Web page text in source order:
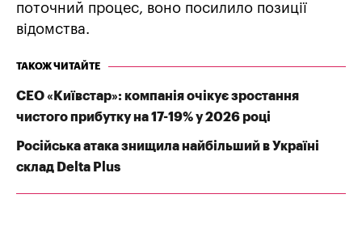
поточний процес, воно посилило позиції
відомства.
ТАКОЖ ЧИТАЙТЕ
СЕО «Київстар»: компанія очікує зростання
чистого прибутку на 17-19% у 2026 році
Російська атака знищила найбільший в Україні
склад Delta Plus